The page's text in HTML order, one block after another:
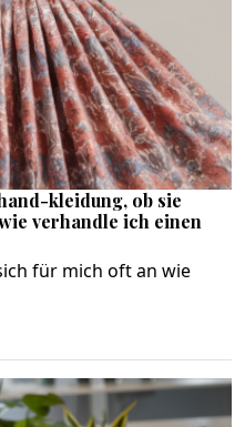
kleidung, ob sie
verhandle ich einen
für mich oft an wie